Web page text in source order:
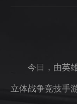
今日，由英雄
立体战争竞技手